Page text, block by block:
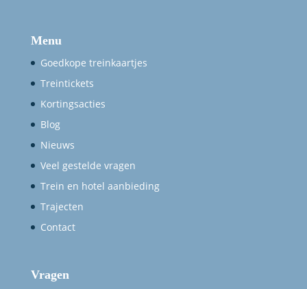
Menu
Goedkope treinkaartjes
Treintickets
Kortingsacties
Blog
Nieuws
Veel gestelde vragen
Trein en hotel aanbieding
Trajecten
Contact
Vragen